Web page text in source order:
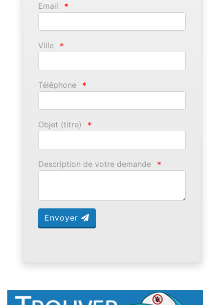
Email *
Ville *
Téléphone *
Objet (titre) *
Description de votre demande *
Envoyer